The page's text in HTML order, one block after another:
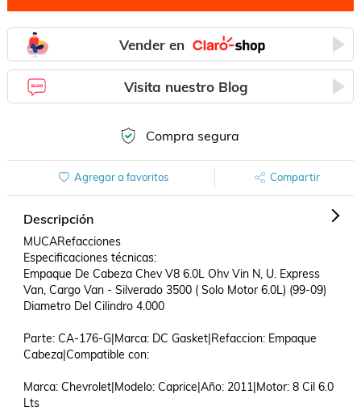
Vender en
Visita nuestro Blog
Compra segura
Agregar a favoritos Compartir
Descripción
MUCARefacciones
Especificaciones técnicas:
Empaque De Cabeza Chev V8 6.0L Ohv Vin N, U. Express
Van, Cargo Van - Silverado 3500 ( Solo Motor 6.0L) (99-09)
Diametro Del Cilindro 4.000
Parte: CA-176-G|Marca: DC Gasket|Refaccion: Empaque
Cabeza|Compatible con:
Marca: Chevrolet|Modelo: Caprice|Año: 2011|Motor: 8 Cil 6.0
Lts